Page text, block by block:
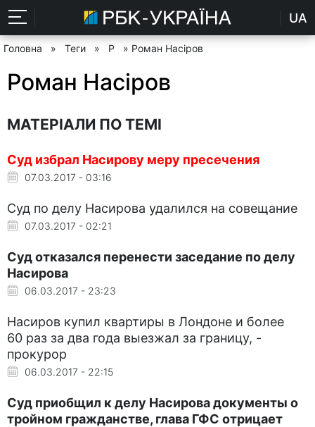
UA
Головна » Теги » Р » Роман Насіров
Роман Насіров
МАТЕРІАЛИ ПО ТЕМІ
Суд избрал Насирову меру пресечения
07.03.2017 - 03:16
Суд по делу Насирова удалился на совещание
07.03.2017 - 02:21
Суд отказался перенести заседание по делу
Насирова
06.03.2017 - 23:23
Насиров купил квартиры в Лондоне и более
60 раз за два года выезжал за границу, -
прокурор
06.03.2017 - 22:15
Суд приобщил к делу Насирова документы о
тройном гражданстве, глава ГФС отрицает